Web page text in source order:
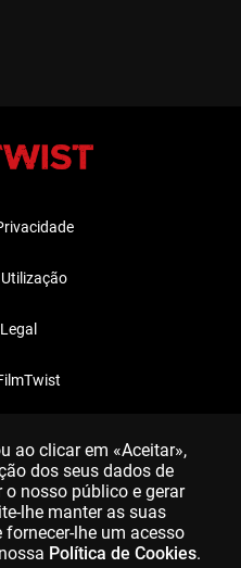
ao clicar em «Aceitar»,
dos seus dados de
nosso público e gerar
lhe manter as suas
lhe um acesso
Política de Cookies.